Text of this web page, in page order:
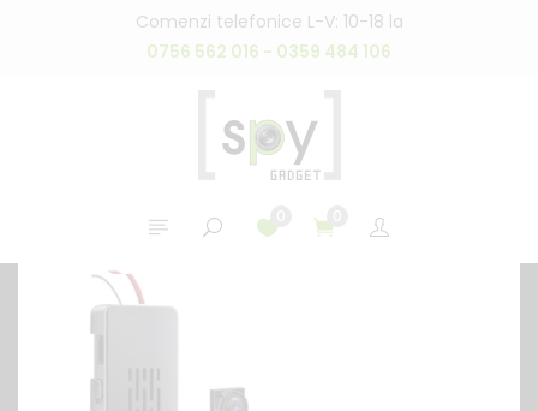
Comenzi telefonice L-V: 10-18 la
0756 562 016 - 0359 484 106